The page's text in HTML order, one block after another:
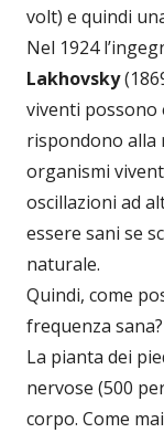
volt) e quindi
Nel 1924
Lakhovsky
viventi possono
rispondono alla
organismi
oscillazioni ad
essere sani se
naturale.
Quindi, come
frequenza
La pianta dei
nervose (500
corpo. Come